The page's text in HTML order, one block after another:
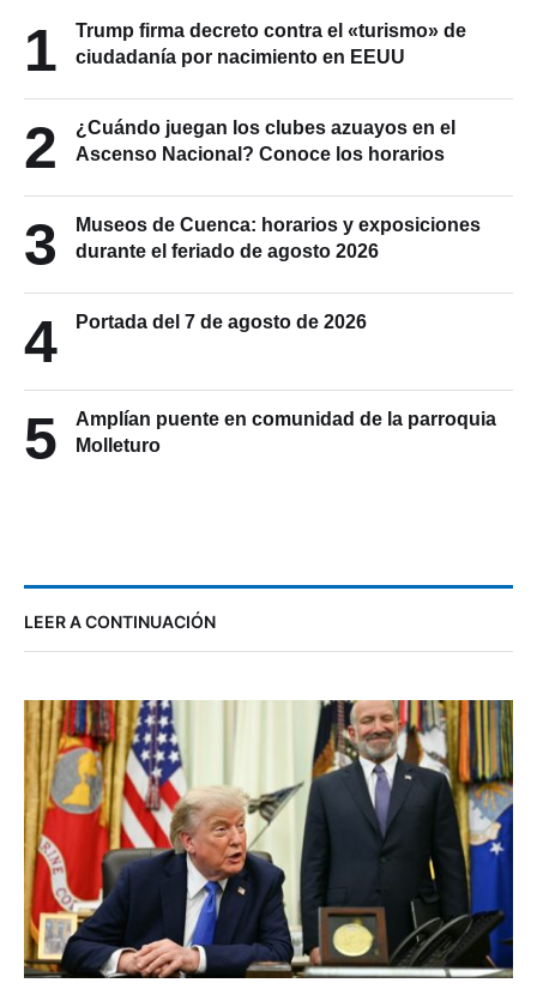
1
Trump firma decreto contra el «turismo» de
ciudadanía por nacimiento en EEUU
2
¿Cuándo juegan los clubes azuayos en el
Ascenso Nacional? Conoce los horarios
3
Museos de Cuenca: horarios y exposiciones
durante el feriado de agosto 2026
4 Portada del 7 de agosto de 2026
5
Amplían puente en comunidad de la parroquia
Molleturo
LEER A CONTINUACIÓN